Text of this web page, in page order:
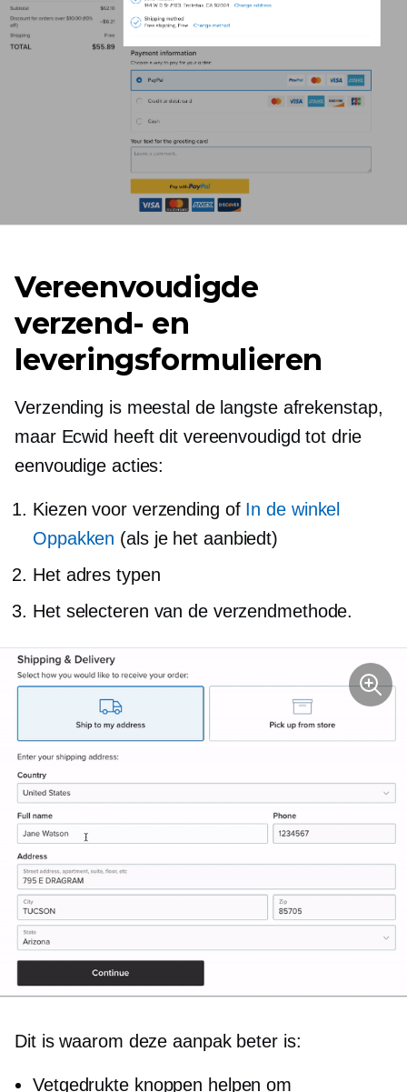
Vereenvoudigde
verzend- en
leveringsformulieren
Verzending is meestal de langste afrekenstap,
maar Ecwid heeft dit vereenvoudigd tot drie
eenvoudige acties:
Kiezen voor verzending of In de winkel
Oppakken (als je het aanbiedt)
Het adres typen
Het selecteren van de verzendmethode.
Dit is waarom deze aanpak beter is:
Vetgedrukte knoppen helpen om